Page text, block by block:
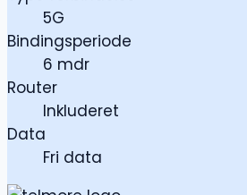
5G
Bindingsperiode
6 mdr
Router
Inkluderet
Data
Fri data